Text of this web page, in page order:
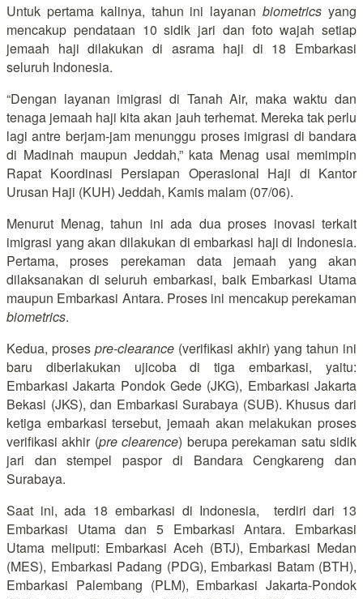
Untuk pertama kalinya, tahun ini layananbiometrics yang
mencakup pendataan 10 sidik jari dan foto wajah setiap
jemaah haji dilakukan di asrama haji di 18 Embarkasi
seluruh Indonesia.
“Dengan layanan imigrasi di Tanah Air, maka waktu dan
tenaga jemaah haji kita akan jauh terhemat. Mereka tak perlu
lagi antre berjam-jam menunggu proses imigrasi di bandara
di Madinah maupun Jeddah,” kata Menag usai memimpin
Rapat Koordinasi Persiapan Operasional Haji di Kantor
Urusan Haji (KUH) Jeddah, Kamis malam (07/06).
Menurut Menag, tahun ini ada dua proses inovasi terkait
imigrasi yang akan dilakukan di embarkasi haji di Indonesia.
Pertama, proses perekaman data jemaah yang akan
dilaksanakan di seluruh embarkasi, baik Embarkasi Utama
maupun Embarkasi Antara. Proses ini mencakup perekaman
biometrics.
Kedua, proses pre-clearance (verifikasi akhir) yang tahun ini
baru diberlakukan ujicoba di tiga embarkasi, yaitu:
Embarkasi Jakarta Pondok Gede (JKG), Embarkasi Jakarta
Bekasi (JKS), dan Embarkasi Surabaya (SUB). Khusus dari
ketiga embarkasi tersebut, jemaah akan melakukan proses
verifikasi akhir (pre clearence) berupa perekaman satu sidik
jari dan stempel paspor di Bandara Cengkareng dan
Surabaya.
Saat ini, ada 18 embarkasi di Indonesia, terdiri dari 13
Embarkasi Utama dan 5 Embarkasi Antara. Embarkasi
Utama meliputi: Embarkasi Aceh (BTJ), Embarkasi Medan
(MES), Embarkasi Padang (PDG), Embarkasi Batam (BTH),
Embarkasi Palembang (PLM), Embarkasi Jakarta-Pondok